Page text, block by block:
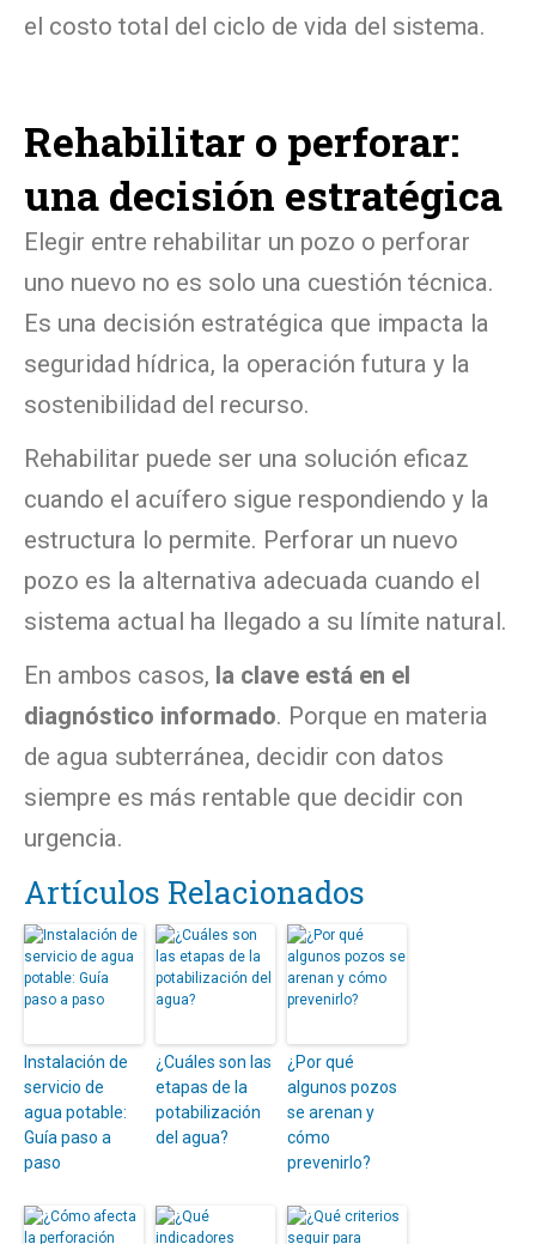
el costo total del ciclo de vida del sistema.
Rehabilitar o perforar:
una decisión estratégica
Elegir entre rehabilitar un pozo o perforar
uno nuevo no es solo una cuestión técnica.
Es una decisión estratégica que impacta la
seguridad hídrica, la operación futura y la
sostenibilidad del recurso.
Rehabilitar puede ser una solución eficaz
cuando el acuífero sigue respondiendo y la
estructura lo permite. Perforar un nuevo
pozo es la alternativa adecuada cuando el
sistema actual ha llegado a su límite natural.
En ambos casos, la clave está en el
diagnóstico informado. Porque en materia
de agua subterránea, decidir con datos
siempre es más rentable que decidir con
urgencia.
Artículos Relacionados
Instalación de
servicio de
agua potable:
Guía paso a
paso
¿Cuáles son las
etapas de la
potabilización
del agua?
¿Por qué
algunos pozos
se arenan y
cómo
prevenirlo?